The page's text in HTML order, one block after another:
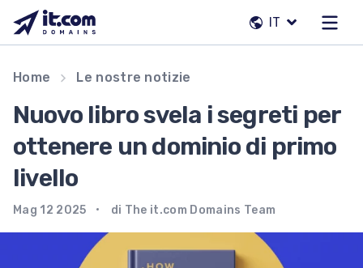
contenuto
IT
Il nostro team
Contatti
Registrar
Home Le nostre notizie
Nuovo libro svela i segreti per
ottenere un dominio di primo
livello
Mag 12 2025 di The it.com Domains Team